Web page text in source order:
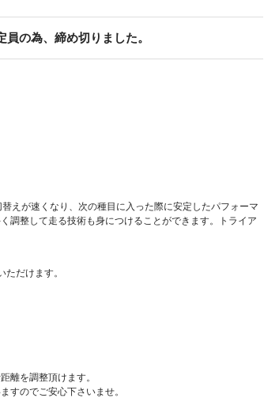
の為、締め切りました。
えが速くなり、次の種目に入った際に安定したパフォーマ
調整して走る技術も身につけることができます。トライア
だけます。
離を調整頂けます。
すのでご安心下さいませ。